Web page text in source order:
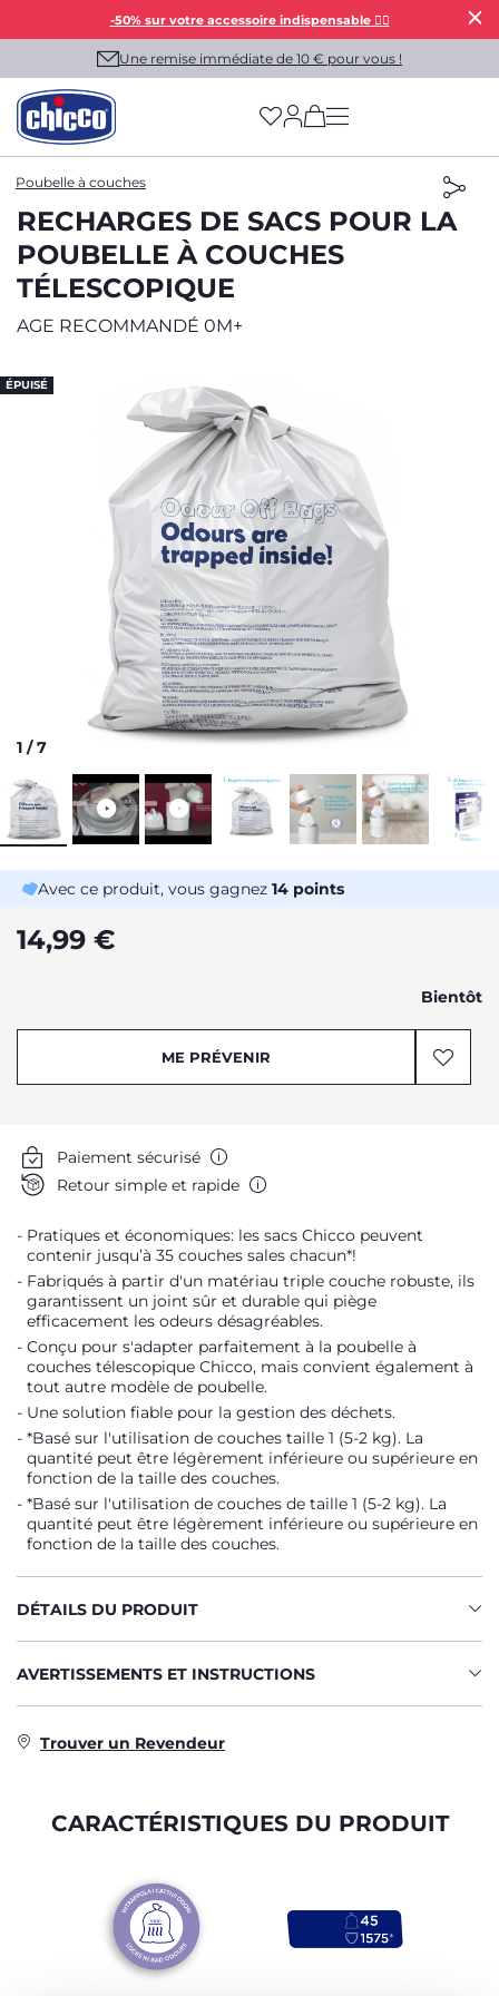
-50% sur votre accessoire indispensable 👯‍♀️
Une remise immédiate de 10 € pour vous !
(has more options
Poubelle à couches
RECHARGES DE SACS POUR LA
POUBELLE À COUCHES
TÉLESCOPIQUE
AGE RECOMMANDÉ 0M+
ÉPUISÉ
1 /7
Avec ce produit, vous gagnez 14 points
14,99 €
Bientôt
ME PRÉVENIR
Paiement sécurisé
Retour simple et rapide
Pratiques et économiques: les sacs Chicco peuvent
contenir jusqu’à 35 couches sales chacun*!
Fabriqués à partir d'un matériau triple couche robuste, ils
garantissent un joint sûr et durable qui piège
efficacement les odeurs désagréables.
Conçu pour s'adapter parfaitement à la poubelle à
couches télescopique Chicco, mais convient également à
tout autre modèle de poubelle.
Une solution fiable pour la gestion des déchets.
*Basé sur l'utilisation de couches taille 1 (5-2 kg). La
quantité peut être légèrement inférieure ou supérieure en
fonction de la taille des couches.
*Basé sur l'utilisation de couches de taille 1 (5-2 kg). La
quantité peut être légèrement inférieure ou supérieure en
fonction de la taille des couches.
DÉTAILS DU PRODUIT
AVERTISSEMENTS ET INSTRUCTIONS
Trouver un Revendeur
CARACTÉRISTIQUES DU PRODUIT